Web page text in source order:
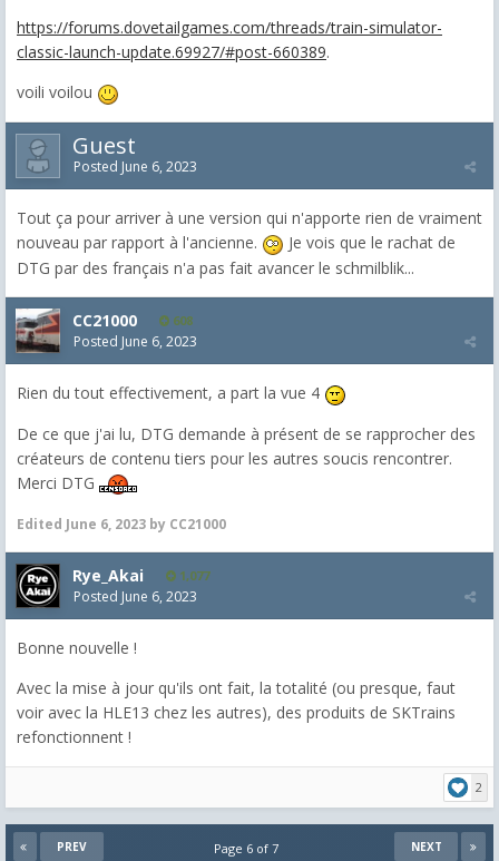
https://forums.dovetailgames.com/threads/train-simulator-
classic-launch-update.69927/#post-660389.
voili voilou
Guest
Posted June 6, 2023
Tout ça pour arriver à une version qui n'apporte rien de vraiment
nouveau par rapport à l'ancienne.
Je vois que le rachat de
DTG par des français n'a pas fait avancer le schmilblik...
CC21000 608
Posted June 6, 2023
Rien du tout effectivement, a part la vue 4
De ce que j'ai lu, DTG demande à présent de se rapprocher des
créateurs de contenu tiers pour les autres soucis rencontrer.
Merci DTG
Edited June 6, 2023 by CC21000
Rye_Akai 1,077
Posted June 6, 2023
Bonne nouvelle !
Avec la mise à jour qu'ils ont fait, la totalité (ou presque, faut
voir avec la HLE13 chez les autres), des produits de SKTrains
refonctionnent !
2
PREV NEXT
Page 6 of 7